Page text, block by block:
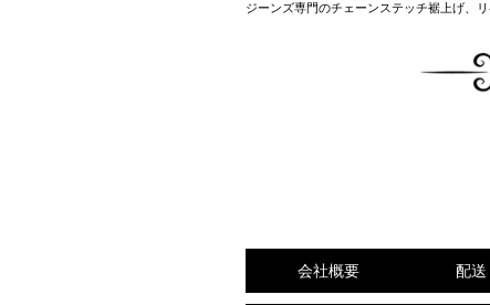
ジーンズ専門のチェーンステッチ裾上げ、
会社概要 配送